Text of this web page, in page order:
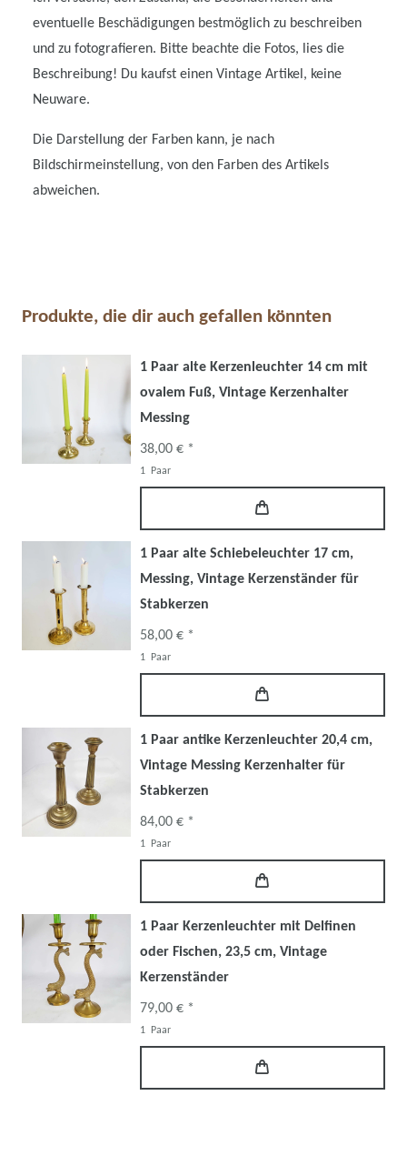
eventuelle Beschädigungen bestmöglich zu beschreiben
und zu fotografieren. Bitte beachte die Fotos, lies die
Beschreibung! Du kaufst einen Vintage Artikel, keine
Neuware.
Die Darstellung der Farben kann, je nach
Bildschirmeinstellung, von den Farben des Artikels
abweichen.
Produkte, die dir auch gefallen könnten
1 Paar alte Kerzenleuchter 14 cm mit
ovalem Fuß, Vintage Kerzenhalter
Messing
38,00 € *
1 Paar
1 Paar alte Schiebeleuchter 17 cm,
Messing, Vintage Kerzenständer für
Stabkerzen
58,00 € *
1 Paar
1 Paar antike Kerzenleuchter 20,4 cm,
Vintage Messing Kerzenhalter für
Stabkerzen
84,00 € *
1 Paar
1 Paar Kerzenleuchter mit Delfinen
oder Fischen, 23,5 cm, Vintage
Kerzenständer
79,00 € *
1 Paar